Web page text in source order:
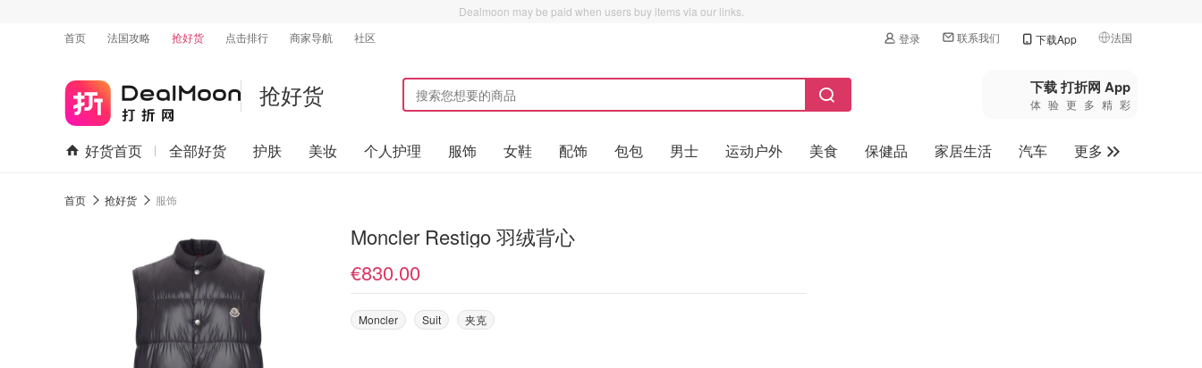
Dealmoon may be paid when users buy items via our links.
首页
法国攻略 抢好货 点击排行 商家导航 社区 登录 联系我们 下载App 法国
🇺🇸美国
🇨🇳中国
🇨🇦加拿大
抢好货 下载 打折网 App
体验更多精彩
好货首页 全部好货 护肤 美妆 个人护理 服饰 女鞋 配饰 包包 男士 运动户外 美食 保健品 家居生活 汽车
更多
首页 抢好货 服饰
Moncler Restigo 羽绒背心
€830.00
Moncler Suit 夹克